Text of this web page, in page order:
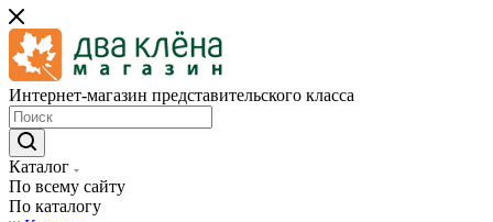
Интернет-магазин представительского класса
Каталог
По всему сайту
По каталогу